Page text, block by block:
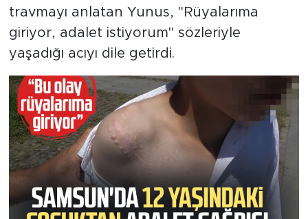
travmayı anlatan Yunus, "Rüyalarıma
giriyor, adalet istiyorum" sözleriyle
yaşadığı acıyı dile getirdi.